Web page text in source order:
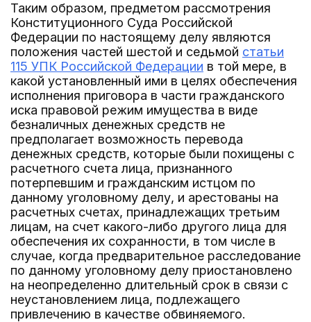
Таким образом, предметом рассмотрения
Конституционного Суда Российской
Федерации по настоящему делу являются
положения частей шестой и седьмой статьи
115 УПК Российской Федерации в той мере, в
какой установленный ими в целях обеспечения
исполнения приговора в части гражданского
иска правовой режим имущества в виде
безналичных денежных средств не
предполагает возможность перевода
денежных средств, которые были похищены с
расчетного счета лица, признанного
потерпевшим и гражданским истцом по
данному уголовному делу, и арестованы на
расчетных счетах, принадлежащих третьим
лицам, на счет какого-либо другого лица для
обеспечения их сохранности, в том числе в
случае, когда предварительное расследование
по данному уголовному делу приостановлено
на неопределенно длительный срок в связи с
неустановлением лица, подлежащего
привлечению в качестве обвиняемого.